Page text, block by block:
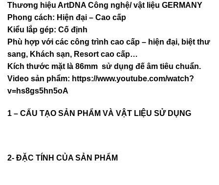
Thương hiệu ArtDNA Công nghệ/ vật liệu GERMANY
Phong cách: Hiện đại – Cao cấp
Kiểu lắp gép: Cố định
Phù hợp với các công trình cao cấp – hiện đại, biệt thư
sang, Khách sạn, Resort cao cấp…
Kích thước mặt là 86mm sử dụng đế âm tiêu chuẩn.
Video sản phẩm: https://www.youtube.com/watch?
v=hs8gs5hn5oA
1 – CẤU TẠO SẢN PHẨM VÀ VẬT LIỆU SỬ DỤNG
2- ĐẶC TÍNH CỦA SẢN PHẨM